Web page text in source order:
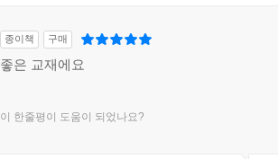
종이책 구매
좋은 교재에요
이 한줄평이 도움이 되었나요?